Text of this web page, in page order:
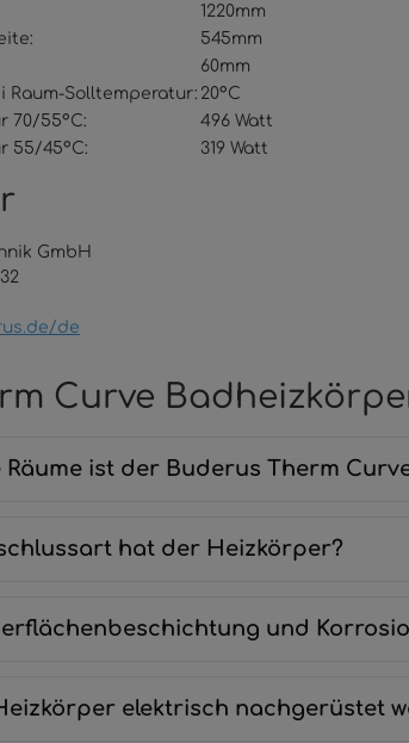
1220mm
545mm
60mm
Raum-Solltemperatur: 20°C
70/55°C:
496 Watt
55/45°C:
319 Watt
GmbH
de
Curve
Räume ist der Buderus Therm
hat der Heizkörper?
und
elektrisch nachgerüstet